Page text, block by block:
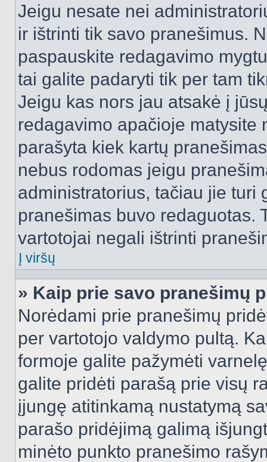
Jeigu nesate nei
ir ištrinti tik savo pranešimus.
paspauskite redagavimo
tai galite padaryti tik per tam
Jeigu kas nors jau atsakė į
redagavimo apačioje matysite
parašyta kiek kartų
nebus rodomas jeigu
administratorius, tačiau jie turi
pranešimas buvo redaguotas.
vartotojai negali ištrinti
Į viršų
» Kaip prie savo pranešimų
Norėdami prie pranešimų
per vartotojo valdymo pultą.
formoje galite pažymėti
galite pridėti parašą prie visų
įjungę atitinkamą nustatymą
parašo pridėjimą galimą
minėto punkto pranešimo